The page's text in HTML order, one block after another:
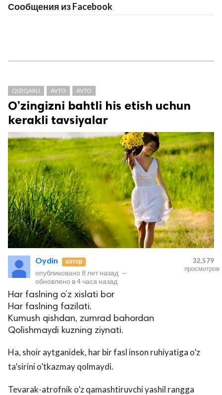
Сообщения из Facebook
QIZIQARLI AVTO AVTO
O’zingizni bahtli his etish uchun
kerakli tavsiyalar
Oydin автор
опубликовано 8 лет назад —
обновлено в4 часа назад
32,579
просмотров
Har faslning o’z xislati bor
Har faslning fazilati.
Kumush qishdan, zumrad bahordan
Qolishmaydi kuzning ziynati.
Ha, shoir aytganidek, har bir fasl inson ruhiyatiga o’z
ta’sirini o’tkazmay qolmaydi.
Tevarak-atrofnik o’z qamashtiruvchi yashil rangga